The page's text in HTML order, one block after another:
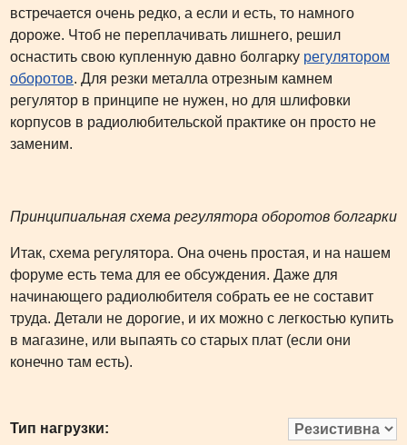
встречается очень редко, а если и есть, то намного
дороже. Чтоб не переплачивать лишнего, решил
оснастить свою купленную давно болгарку регулятором
оборотов. Для резки металла отрезным камнем
регулятор в принципе не нужен, но для шлифовки
корпусов в радиолюбительской практике он просто не
заменим.
Принципиальная схема регулятора оборотов болгарки
Итак, схема регулятора. Она очень простая, и на нашем
форуме есть тема для ее обсуждения. Даже для
начинающего радиолюбителя собрать ее не составит
труда. Детали не дорогие, и их можно с легкостью купить
в магазине, или выпаять со старых плат (если они
конечно там есть).
Тип нагрузки: